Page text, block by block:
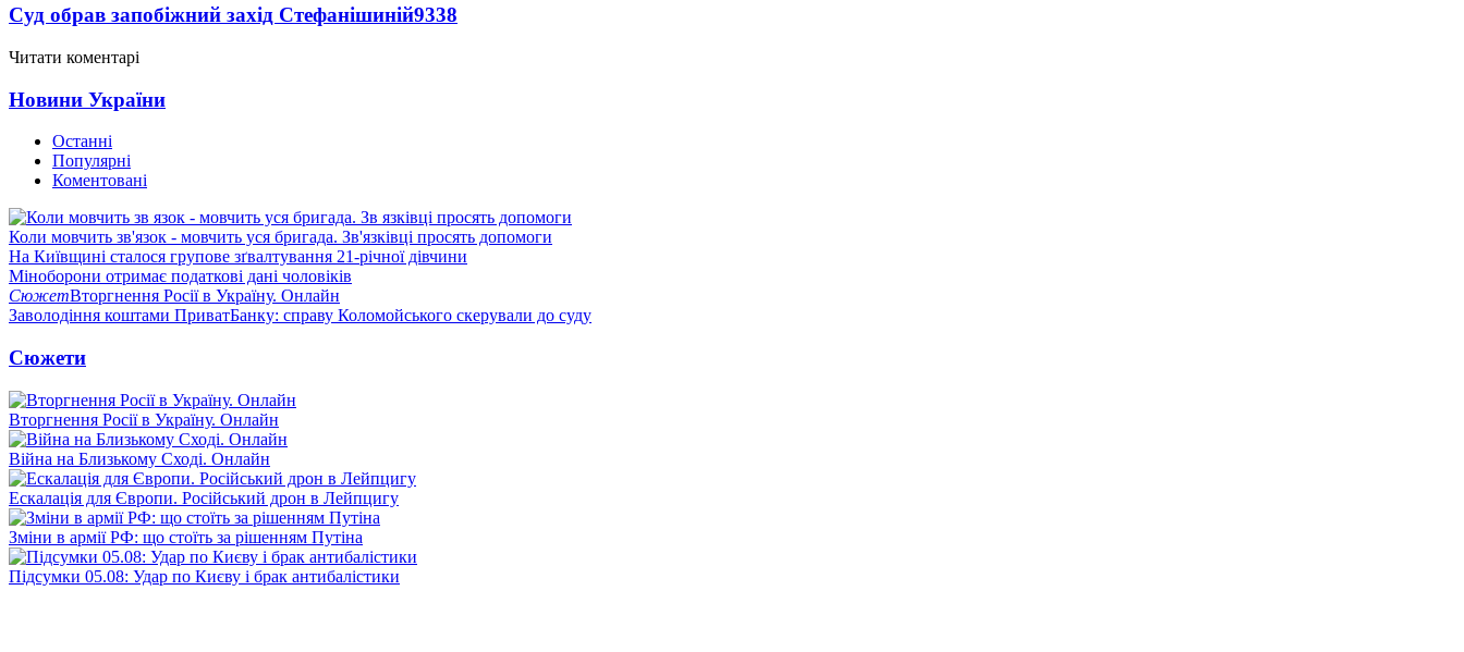
Суд обрав запобіжний захід Стефанішиній9338
Читати коментарі
Новини України
Останні
Популярні
Коментовані
Коли мовчить зв'язок - мовчить уся бригада. Зв'язківці просять допомоги
На Київщині сталося групове зґвалтування 21-річної дівчини
Міноборони отримає податкові дані чоловіків
СюжетВторгнення Росії в Україну. Онлайн
Заволодіння коштами ПриватБанку: справу Коломойського скерували до суду
Сюжети
Вторгнення Росії в Україну. Онлайн
Війна на Близькому Сході. Онлайн
Ескалація для Європи. Російський дрон в Лейпцигу
Зміни в армії РФ: що стоїть за рішенням Путіна
Підсумки 05.08: Удар по Києву і брак антибалістики